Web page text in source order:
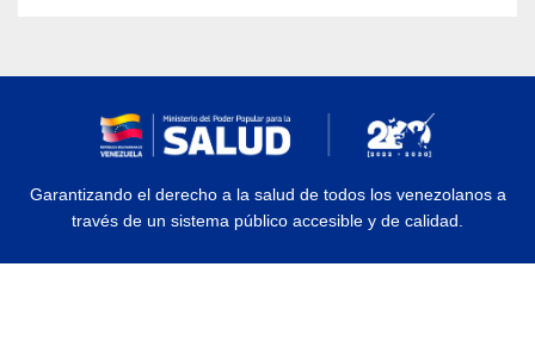
Garantizando el derecho a la salud de todos los venezolanos a
través de un sistema público accesible y de calidad.